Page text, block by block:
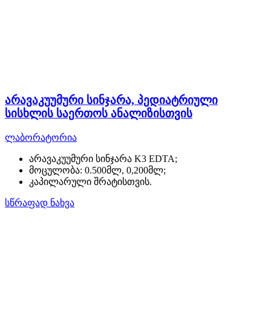
არავაკუუმური სინჯარა, პედიატრიული
სისხლის საერთოს ანალიზისთვის
ლაბორატორია
არავაკუუმური სინჯარა K3 EDTA;
მოცულობა: 0.500მლ, 0,200მლ;
კაპილარული შრატისთვის.
სწრაფად ნახვა